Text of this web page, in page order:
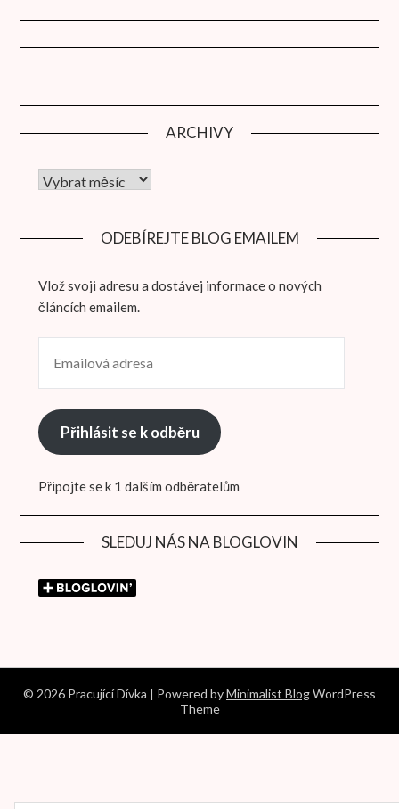
ARCHIVY
Archivy
ODEBÍREJTE BLOG EMAILEM
Vlož svoji adresu a dostávej informace o nových
článcích emailem.
Přihlásit se k odběru
Připojte se k 1 dalším odběratelům
SLEDUJ NÁS NA BLOGLOVIN
© 2026 Pracující Dívka | Powered byMinimalist BlogWordPress
Theme